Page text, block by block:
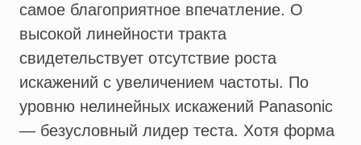
самое благоприятное впечатление. О
высокой линейности тракта
свидетельствует отсутствие роста
искажений с увеличением частоты. По
уровню нелинейных искажений Panasonic
— безусловный лидер теста. Хотя форма